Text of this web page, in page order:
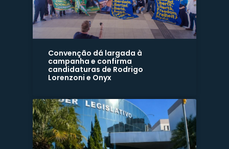
Convenção dá largada à
campanha e confirma
candidaturas de Rodrigo
Lorenzoni e Onyx